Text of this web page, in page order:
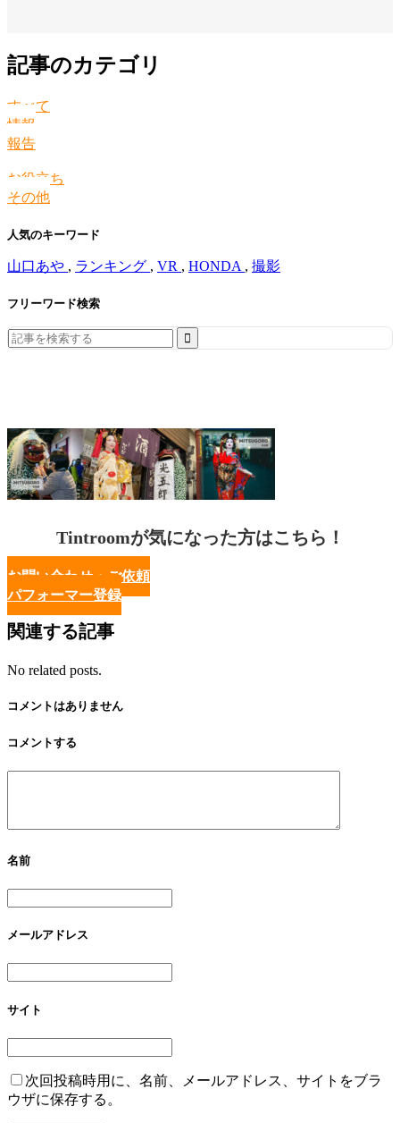
記事のカテゴリ
すべて
情報
報告
お役立ち
その他
人気のキーワード
山口あや , ランキング , VR , HONDA , 撮影
フリーワード検索
Search
for:
Tintroomが気になった方はこちら！
お問い合わせ・ご依頼
パフォーマー登録
関連する記事
No related posts.
コメントはありません
コメントする
名前
メールアドレス
サイト
次回投稿時用に、名前、メールアドレス、サイトをブラ
ウザに保存する。